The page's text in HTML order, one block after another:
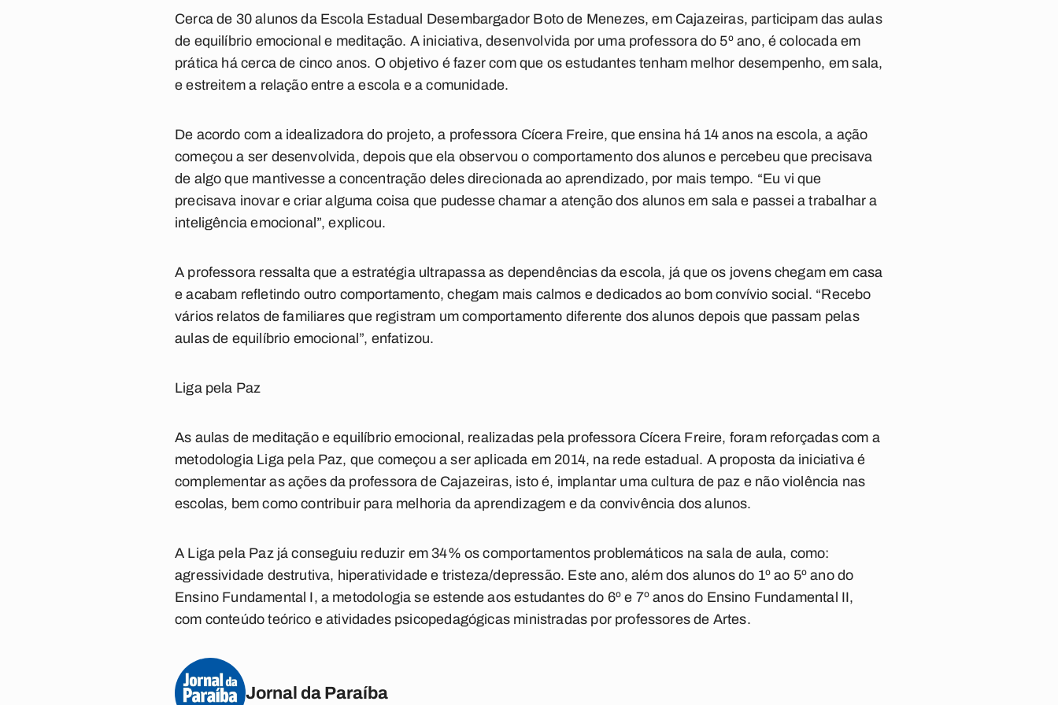
Cerca de 30 alunos da Escola Estadual Desembargador Boto de Menezes, em Cajazeiras, participam das aulas
de equilíbrio emocional e meditação. A iniciativa, desenvolvida por uma professora do 5º ano, é colocada em
prática há cerca de cinco anos. O objetivo é fazer com que os estudantes tenham melhor desempenho, em sala,
e estreitem a relação entre a escola e a comunidade.
De acordo com a idealizadora do projeto, a professora Cícera Freire, que ensina há 14 anos na escola, a ação
começou a ser desenvolvida, depois que ela observou o comportamento dos alunos e percebeu que precisava
de algo que mantivesse a concentração deles direcionada ao aprendizado, por mais tempo. “Eu vi que
precisava inovar e criar alguma coisa que pudesse chamar a atenção dos alunos em sala e passei a trabalhar a
inteligência emocional”, explicou.
A professora ressalta que a estratégia ultrapassa as dependências da escola, já que os jovens chegam em casa
e acabam refletindo outro comportamento, chegam mais calmos e dedicados ao bom convívio social. “Recebo
vários relatos de familiares que registram um comportamento diferente dos alunos depois que passam pelas
aulas de equilíbrio emocional”, enfatizou.
Liga pela Paz
As aulas de meditação e equilíbrio emocional, realizadas pela professora Cícera Freire, foram reforçadas com a
metodologia Liga pela Paz, que começou a ser aplicada em 2014, na rede estadual. A proposta da iniciativa é
complementar as ações da professora de Cajazeiras, isto é, implantar uma cultura de paz e não violência nas
escolas, bem como contribuir para melhoria da aprendizagem e da convivência dos alunos.
A Liga pela Paz já conseguiu reduzir em 34% os comportamentos problemáticos na sala de aula, como:
agressividade destrutiva, hiperatividade e tristeza/depressão. Este ano, além dos alunos do 1º ao 5º ano do
Ensino Fundamental I, a metodologia se estende aos estudantes do 6º e 7º anos do Ensino Fundamental II,
com conteúdo teórico e atividades psicopedagógicas ministradas por professores de Artes.
Jornal da Paraíba